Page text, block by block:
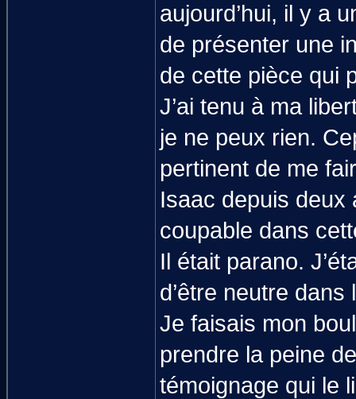
aujourd’hui, il y a
de présenter une
de cette pièce qui
J’ai tenu à ma
je ne peux rien.
pertinent de me
Isaac depuis deux
coupable dans
Il était parano.
d’être neutre dans
Je faisais mon
prendre la peine
témoignage qui le